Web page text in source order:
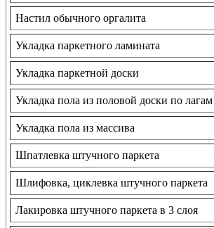
Настил обычного оргалита
Укладка паркетного ламината
Укладка паркетной доски
Укладка пола из половой доски по лагам
Укладка пола из массива
Шпатлевка штучного паркета
Шлифовка, циклевка штучного паркета
Лакировка штучного паркета в 3 слоя